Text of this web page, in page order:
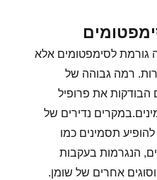
גורמת לסימפטומים אלא
רמה גבוהה של
הבודקות את פרופיל
נדירים של
תסמינים כמו
הנגרמות בעקבות
אחרים של שומן.